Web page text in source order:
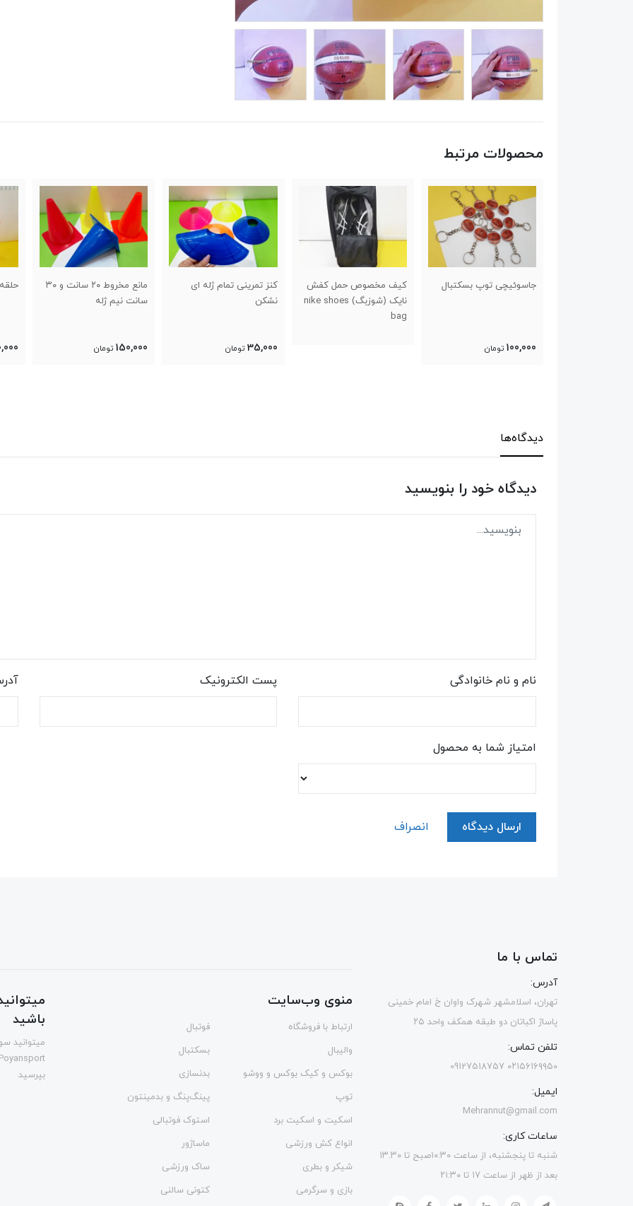
محصولات مرتبط
کیف مخصوص حمل کفش
کنز تمرینی تمام ژله ای
نشکن
سانت نیم ژله
150,000 تومان
حلقه بسکتبال فنردار
1,600,000 تومان
دیدگاه‌ها
دیدگاه خود را بنویسید
نام و نام خانوادگی پست الکترونیک
امتیاز شما به محصول
ارسال دیدگاه انصراف
تماس با ما
آدرس:
تهران، اسلامشهر شهرک واوان خ امام خمینی
پاساژ اکباتان دو طبقه همکف واحد ۲۵
تلفن تماس:
۰۲۱۵۶۱۶۹۹۵۰ 09127518757
ایمیل:
Mehrannut@gmail.com
ساعات کاری:
شنبه تا پنجشنبه، از ساعت ۱۰:۳۰صبح تا ۱۳.۳۰
بعد از ظهر از ساعت ۱۷ تا ۲۱:۳۰
منوی وب‌سایت
ارتباط با فروشگاه
فوتبال
والیبال
بسکتبال
بوکس و کیک بوکس و ووشو
بدنسازی
توپ
پینگ‌پنگ و بدمينتون
اسکیت و اسکیت برد
استوک فوتبالی
انواع کش ورزشی
ماساژور
شیکر و بطری
ساک ورزشی
بازی و سرگرمی
کتونی سالنی
باشید
میتوانید
Poyansport
بپرسید